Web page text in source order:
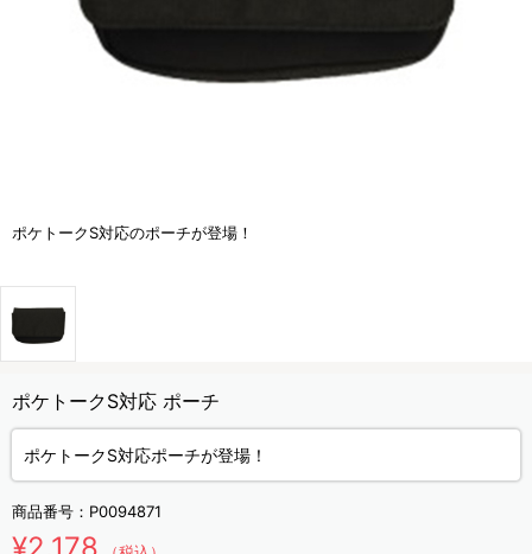
ポケトークS対応のポーチが登場！
ポケトークS対応 ポーチ
ポケトークS対応ポーチが登場！
商品番号： P0094871